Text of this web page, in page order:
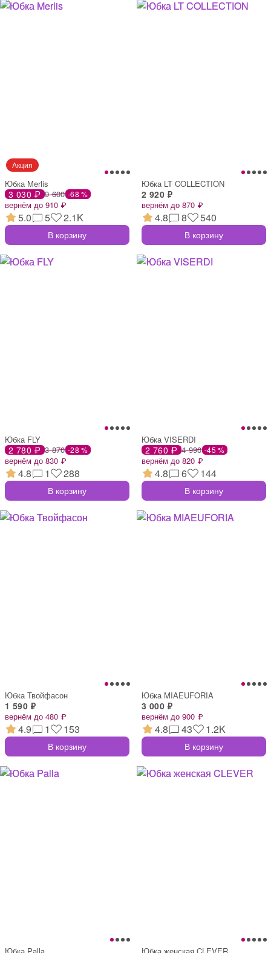
Юбка Merlis
3 030 ₽ 9 600 -68 %
вернём до 910 ₽
5.0 5 2.1K
В корзину
Юбка LT COLLECTION
2 920 ₽
вернём до 870 ₽
4.8 8 540
В корзину
Юбка FLY
2 780 ₽ 3 870 -28 %
вернём до 830 ₽
4.8 1 288
В корзину
Юбка VISERDI
2 760 ₽ 4 990 -45 %
вернём до 820 ₽
4.8 6 144
В корзину
Юбка Твойфасон
1 590 ₽
вернём до 480 ₽
4.9 1 153
В корзину
Юбка MIAEUFORIA
3 000 ₽
вернём до 900 ₽
4.8 43 1.2K
В корзину
Юбка Palla Юбка женская CLEVER